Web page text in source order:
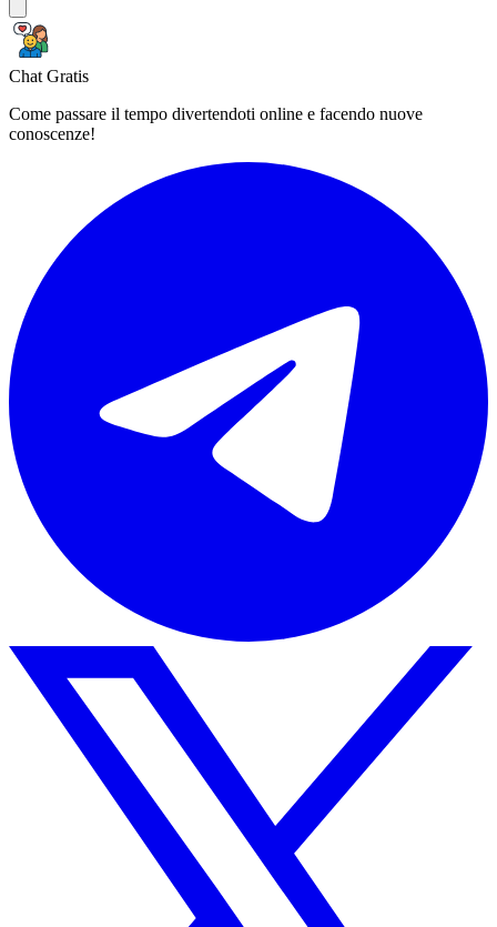
Chat Gratis
Come passare il tempo divertendoti online e facendo nuove
conoscenze!